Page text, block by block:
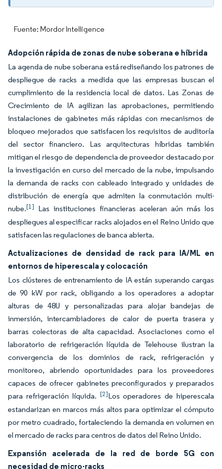
Fuente: Mordor Intelligence
Adopción rápida de zonas de nube soberana e híbrida
La agenda de nube soberana está rediseñando los patrones de
despliegue de racks a medida que las empresas buscan el
cumplimiento de la residencia local de datos. Las Zonas de
Crecimiento de IA agilizan las aprobaciones, permitiendo
instalaciones de gabinetes más rápidas con mecanismos de
bloqueo mejorados que satisfacen los requisitos de auditoría
del sector financiero. Las arquitecturas híbridas también
mitigan el riesgo de dependencia de proveedor destacado por
la investigación en curso del mercado de la nube, impulsando
la demanda de racks con cableado integrado y unidades de
distribución de energía que admiten la conmutación multi-
nube.[1] Las instituciones financieras aceleran aún más los
despliegues al especificar racks alojados en el Reino Unido que
satisfacen las regulaciones de banca abierta.
Actualizaciones de densidad de rack para IA/ML en
entornos de hiperescala y colocación
Los clústeres de entrenamiento de IA están superando cargas
de 90 kW por rack, obligando a los operadores a adoptar
alturas de 48U y personalizadas para alojar bandejas de
inmersión, intercambiadores de calor de puerta trasera y
barras colectoras de alta capacidad. Asociaciones como el
laboratorio de refrigeración líquida de Telehouse ilustran la
convergencia de los dominios de rack, refrigeración y
monitoreo, abriendo oportunidades para los proveedores
capaces de ofrecer gabinetes preconfigurados y preparados
para refrigeración líquida. [2]Los operadores de hiperescala
estandarizan en marcos más altos para optimizar el cómputo
por metro cuadrado, fortaleciendo la demanda en volumen en
el mercado de racks para centros de datos del Reino Unido.
Expansión acelerada de la red de borde 5G con
necesidad de micro-racks